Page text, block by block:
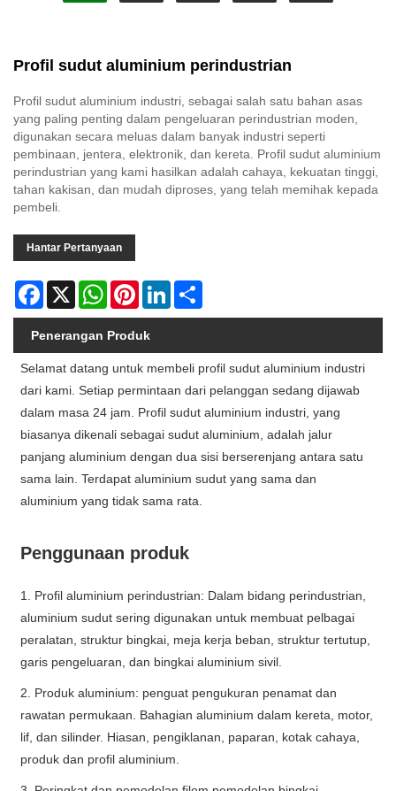
Profil sudut aluminium perindustrian
Profil sudut aluminium industri, sebagai salah satu bahan asas
yang paling penting dalam pengeluaran perindustrian moden,
digunakan secara meluas dalam banyak industri seperti
pembinaan, jentera, elektronik, dan kereta. Profil sudut aluminium
perindustrian yang kami hasilkan adalah cahaya, kekuatan tinggi,
tahan kakisan, dan mudah diproses, yang telah memihak kepada
pembeli.
Hantar Pertanyaan
Facebook
X WhatsAppPinterestLinkedIn
Penerangan Produk
Selamat datang untuk membeli profil sudut aluminium industri
dari kami. Setiap permintaan dari pelanggan sedang dijawab
dalam masa 24 jam. Profil sudut aluminium industri, yang
biasanya dikenali sebagai sudut aluminium, adalah jalur
panjang aluminium dengan dua sisi berserenjang antara satu
sama lain. Terdapat aluminium sudut yang sama dan
aluminium yang tidak sama rata.
Penggunaan produk
1. Profil aluminium perindustrian: Dalam bidang perindustrian,
aluminium sudut sering digunakan untuk membuat pelbagai
peralatan, struktur bingkai, meja kerja beban, struktur tertutup,
garis pengeluaran, dan bingkai aluminium sivil.
2. Produk aluminium: penguat pengukuran penamat dan
rawatan permukaan. Bahagian aluminium dalam kereta, motor,
lif, dan silinder. Hiasan, pengiklanan, paparan, kotak cahaya,
produk dan profil aluminium.